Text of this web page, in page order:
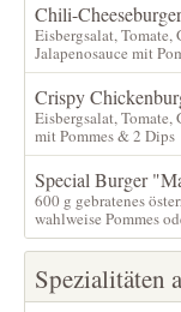
Chili-Cheeseburger
Eisbergsalat,
Jalapenosauce mit
Crispy
Eisbergsalat, Tomate,
mit Pommes & 2 Dips
Special Burger
600 g gebratenes
wahlweise Pommes
Spezialitäten